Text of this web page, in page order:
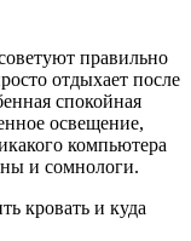
правильно
отдыхает после
спокойная
освещение,
компьютера
и сомнологи.
кровать и куда